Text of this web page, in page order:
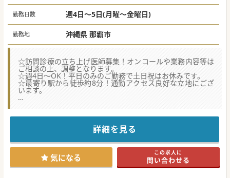
勤務日数 週4日～5日(月曜～金曜日)
勤務地 沖縄県 那覇市
☆訪問診療の立ち上げ医師募集！オンコールや業務内容等は
ご相談の上、調整となります。
☆週4日～OK！平日のみのご勤務で土日祝はお休みです。
☆最寄り駅から徒歩約8分！通勤アクセス良好な立地にござ
います。
宅医療を共に創り上げていく意欲ある医師を求めています。
■高まる在宅医療への社会的要請に応えるべく、診療体制を
強化しより多くの患者様へ医療を届けたいという想いをお持
ちです。
■訪問診療のご経験は問いませんが、ご経験を活かして仕組
み作りからご協力いただける方は大歓迎です。
【具体的な医療機関情報】
詳細を見る
気になる この求人に
問い合わせる